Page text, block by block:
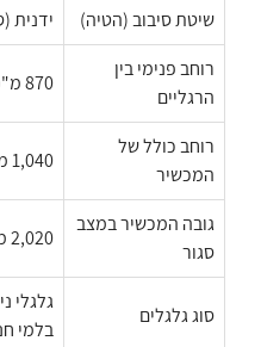
שיטת סיבוב (הטיה)
ידנית
רוחב פנימי בין
הרגליים
870 מ"מ
רוחב כולל של
המכשיר
1,040 מ"מ
גובה המכשיר במצב
סגור
2,020 מ"מ
סוג גלגלים
בלמי